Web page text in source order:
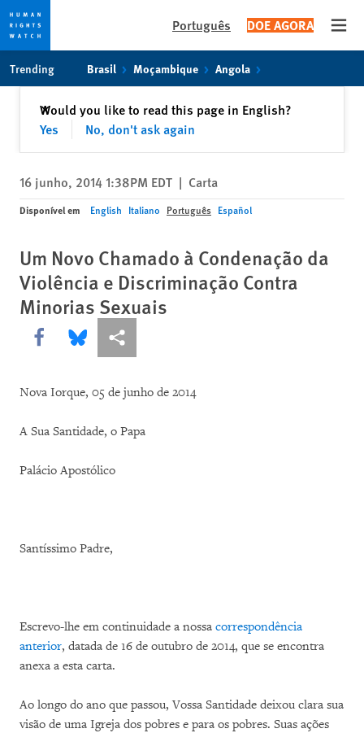
content
Português DOE AGORA
Trending Brasil Moçambique Angola
Would you like to read this page in English?
Yes
No, don't ask again
✕Fechar
16 junho, 2014 1:38PM EDT | Carta
Disponível em English Italiano Português Español
Um Novo Chamado à Condenação da
Violência e Discriminação Contra
Minorias Sexuais
Share this via Facebook
Share this via Bluesky
Share this via Compartilhar
Nova Iorque, 05 de junho de 2014
A Sua Santidade, o Papa
Palácio Apostólico
Santíssimo Padre,
Escrevo-lhe em continuidade a nossa correspondência
anterior, datada de 16 de outubro de 2014, que se encontra
anexa a esta carta.
Ao longo do ano que passou, Vossa Santidade deixou clara sua
visão de uma Igreja dos pobres e para os pobres. Suas ações